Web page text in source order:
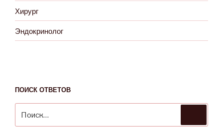
Хирург
Эндокринолог
ПОИСК ОТВЕТОВ